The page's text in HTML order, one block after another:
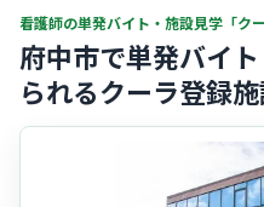
看護師の単発バイト・施設見学「ク
府中市で単発バイ
られるクーラ登録